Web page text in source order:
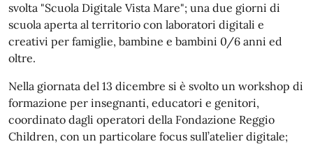
svolta "Scuola Digitale Vista Mare"; una due giorni di
scuola aperta al territorio con laboratori digitali e
creativi per famiglie, bambine e bambini 0/6 anni ed
oltre.
Nella giornata del 13 dicembre si è svolto un workshop di
formazione per insegnanti, educatori e genitori,
coordinato dagli operatori della Fondazione Reggio
Children, con un particolare focus sull’atelier digitale;